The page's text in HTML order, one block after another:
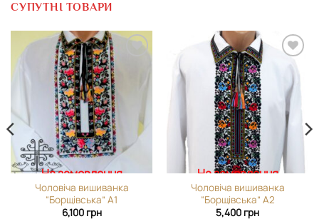
СУПУТНІ ТОВАРИ
Додати
вибране
На замовлення
Чоловіча вишиванка
“Борщівська” А1
6,100 грн
Додати
виріб у
вибране
На замовлення
Чоловіча вишиванка
“Борщівська” А2
5,400 грн